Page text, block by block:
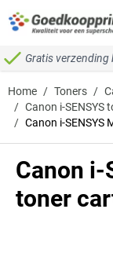
Ga naar de inhoud
Gratis verzending
Home / Toners /
/ Canon i-SENSYS
/ Canon i-SENSYS
Canon i-
toner